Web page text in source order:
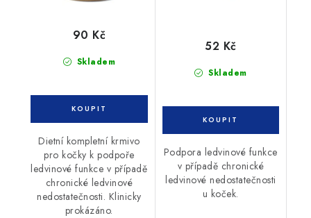
Skladem
90 Kč
Dietní kompletní krmivo
pro kočky k podpoře
ledvinové funkce v případě
chronické ledvinové
nedostatečnosti. Klinicky
prokázáno.
Skladem
52 Kč
Podpora ledvinové funkce
v případě chronické
ledvinové nedostatečnosti
u koček.